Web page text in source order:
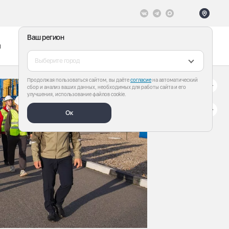
Ваш регион
Выберите город
Продолжая пользоваться сайтом, вы даётесогласиена автоматический
сбор и анализ ваших данных, необходимых для работы сайта и его
улучшения, использование файлов cookie.
Ок